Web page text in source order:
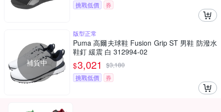
挑戰低價
券
補貨中
版型正常
Puma 高爾夫球鞋 Fusion Grip ST 男鞋 防潑水
鞋釘 緩震 白 312994-02
$3,021 $3,180
挑戰低價
券